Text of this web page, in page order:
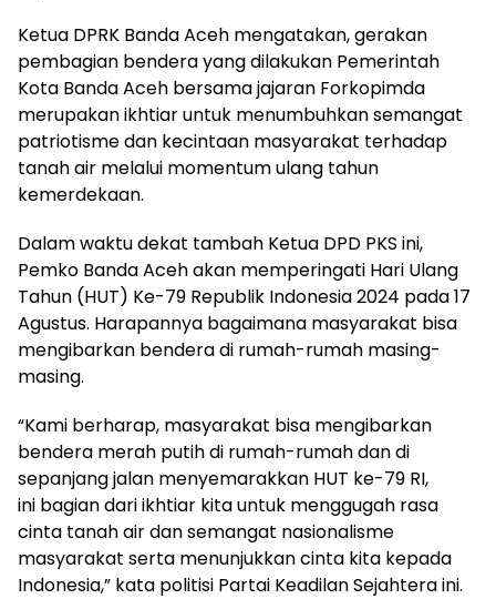
Ketua DPRK Banda Aceh mengatakan, gerakan
pembagian bendera yang dilakukan Pemerintah
Kota Banda Aceh bersama jajaran Forkopimda
merupakan ikhtiar untuk menumbuhkan semangat
patriotisme dan kecintaan masyarakat terhadap
tanah air melalui momentum ulang tahun
kemerdekaan.
Dalam waktu dekat tambah Ketua DPD PKS ini,
Pemko Banda Aceh akan memperingati Hari Ulang
Tahun (HUT) Ke-79 Republik Indonesia 2024 pada 17
Agustus. Harapannya bagaimana masyarakat bisa
mengibarkan bendera di rumah-rumah masing-
masing.
“Kami berharap, masyarakat bisa mengibarkan
bendera merah putih di rumah-rumah dan di
sepanjang jalan menyemarakkan HUT ke-79 RI,
ini bagian dari ikhtiar kita untuk menggugah rasa
cinta tanah air dan semangat nasionalisme
masyarakat serta menunjukkan cinta kita kepada
Indonesia,” kata politisi Partai Keadilan Sejahtera ini.